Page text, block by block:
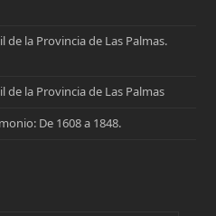
de la Provincia de Las Palmas.
de la Provincia de Las Palmas
De 1608 a 1848.